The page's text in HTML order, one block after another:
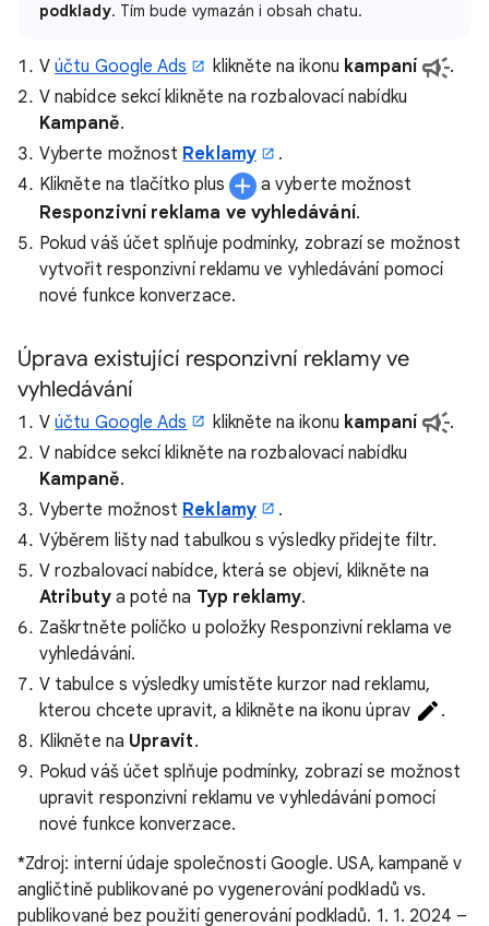
podklady. Tím bude vymazán i obsah chatu.
Vúčtu Google Ads klikněte na ikonu kampaní
.
V nabídce sekcí klikněte na rozbalovací nabídku
Kampaně.
Vyberte možnost Reklamy
.
Klikněte na tlačítko plus
a vyberte možnost
Responzivní reklama ve vyhledávání.
Pokud váš účet splňuje podmínky, zobrazí se možnost
vytvořit responzivní reklamu ve vyhledávání pomocí
nové funkce konverzace.
Úprava existující responzivní reklamy ve
vyhledávání
Vúčtu Google Ads klikněte na ikonu kampaní
.
V nabídce sekcí klikněte na rozbalovací nabídku
Kampaně.
Vyberte možnost Reklamy
.
Výběrem lišty nad tabulkou s výsledky přidejte filtr.
V rozbalovací nabídce, která se objeví, klikněte na
Atributya poté na Typ reklamy.
Zaškrtněte políčko u položky Responzivní reklama ve
vyhledávání.
V tabulce s výsledky umístěte kurzor nad reklamu,
kterou chcete upravit, a klikněte na ikonu úprav
.
Klikněte na Upravit.
Pokud váš účet splňuje podmínky, zobrazí se možnost
upravit responzivní reklamu ve vyhledávání pomocí
nové funkce konverzace.
*Zdroj: interní údaje společnosti Google. USA, kampaně v
angličtině publikované po vygenerování podkladů vs.
publikované bez použití generování podkladů. 1. 1. 2024 –